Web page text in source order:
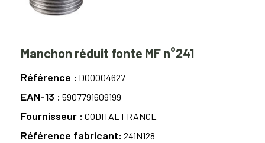
Manchon réduit fonte MF n°241
Référence D00004627
EAN-13 5907791609199
Fournisseur CODITAL FRANCE
Référence fabricant 241N128